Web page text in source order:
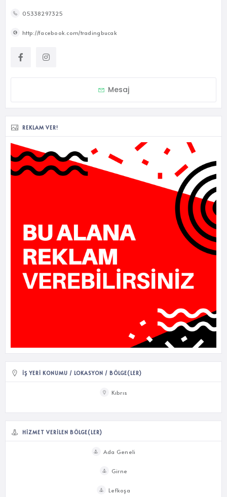
05338297325
http://facebook.com/tradingbucak
Mesaj
REKLAM VER!
İŞ YERI KONUMU / LOKASYON / BÖLGE(LER)
Kıbrıs
HIZMET VERILEN BÖLGE(LER)
Ada Geneli
Girne
Lefkoşa